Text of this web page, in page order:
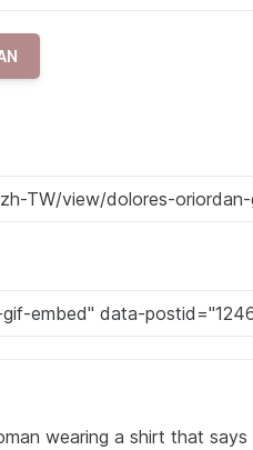
wearing a shirt that